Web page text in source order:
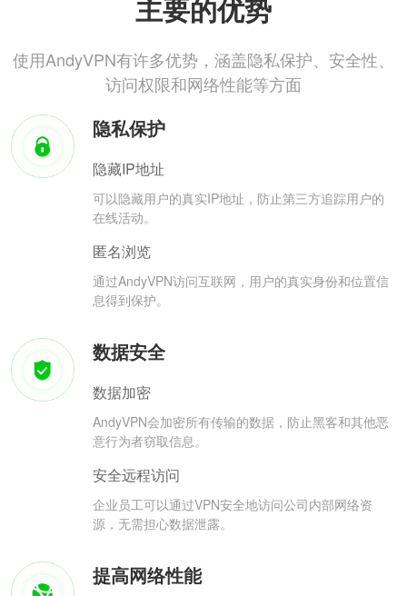
主要的优势
使用AndyVPN有许多优势，涵盖隐私保护、安全性、
访问权限和网络性能等方面
隐私保护
隐藏IP地址
可以隐藏用户的真实IP地址，防止第三方追踪用户的
在线活动。
匿名浏览
通过AndyVPN访问互联网，用户的真实身份和位置信
息得到保护。
数据安全
数据加密
AndyVPN会加密所有传输的数据，防止黑客和其他恶
意行为者窃取信息。
安全远程访问
企业员工可以通过VPN安全地访问公司内部网络资
源，无需担心数据泄露。
提高网络性能